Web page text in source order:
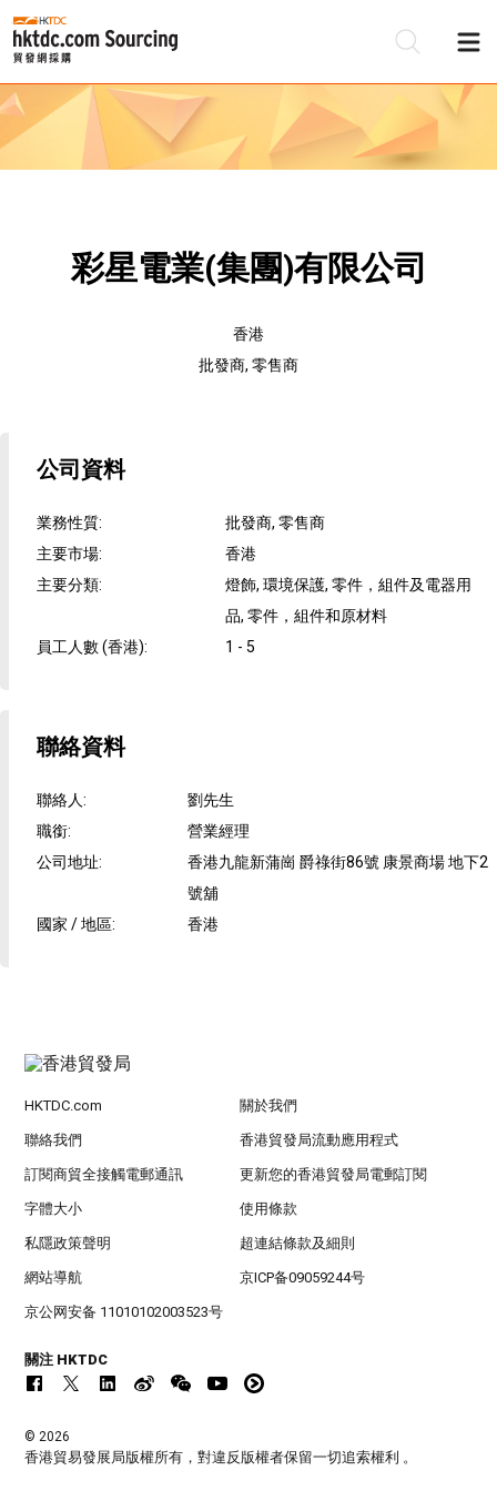
彩星電業(集團)有限公司
香港
批發商, 零售商
公司資料
業務性質:
批發商, 零售商
主要市場:
香港
主要分類:
燈飾, 環境保護, 零件，組件及電器用
品, 零件，組件和原材料
員工人數 (香港): 1 - 5
聯絡資料
聯絡人:
劉先生
職銜:
營業經理
公司地址:
香港九龍新蒲崗 爵祿街86號 康景商場 地下2
號舖
國家 / 地區: 香港
HKTDC.com 關於我們
聯絡我們 香港貿發局流動應用程式
訂閱商貿全接觸電郵通訊 更新您的香港貿發局電郵訂閱
字體大小 使用條款
私隱政策聲明 超連結條款及細則
網站導航 京ICP备09059244号
京公网安备 11010102003523号
關注 HKTDC
© 2026
香港貿易發展局版權所有，對違反版權者保留一切追索權利 。